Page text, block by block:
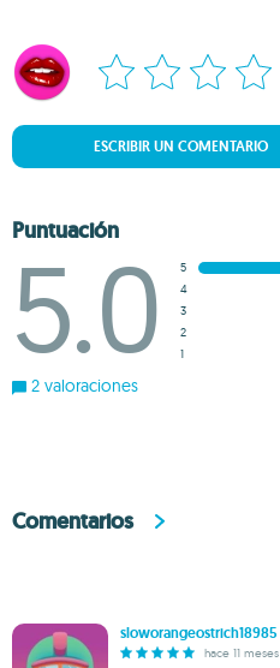
ESCRIBIR UN COMENTARIO
Puntuación
5.0
5
4
3
2
1
2 valoraciones
Comentarios
sloworangeostrich18985
hace 11 meses